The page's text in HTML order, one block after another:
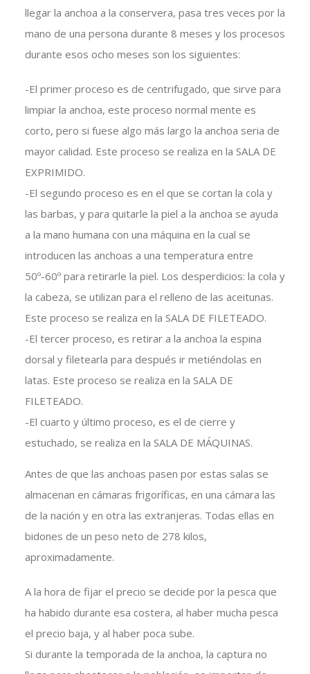
llegar la anchoa a la conservera, pasa tres veces por la
mano de una persona durante 8 meses y los procesos
durante esos ocho meses son los siguientes:
-El primer proceso es de centrifugado, que sirve para
limpiar la anchoa, este proceso normal mente es
corto, pero si fuese algo más largo la anchoa seria de
mayor calidad. Este proceso se realiza en la SALA DE
EXPRIMIDO.
-El segundo proceso es en el que se cortan la cola y
las barbas, y para quitarle la piel a la anchoa se ayuda
a la mano humana con una máquina en la cual se
introducen las anchoas a una temperatura entre
50º-60º para retirarle la piel. Los desperdicios: la cola y
la cabeza, se utilizan para el relleno de las aceitunas.
Este proceso se realiza en la SALA DE FILETEADO.
-El tercer proceso, es retirar a la anchoa la espina
dorsal y filetearla para después ir metiéndolas en
latas. Este proceso se realiza en la SALA DE
FILETEADO.
-El cuarto y último proceso, es el de cierre y
estuchado, se realiza en la SALA DE MÁQUINAS.
Antes de que las anchoas pasen por estas salas se
almacenan en cámaras frigoríficas, en una cámara las
de la nación y en otra las extranjeras. Todas ellas en
bidones de un peso neto de 278 kilos,
aproximadamente.
A la hora de fijar el precio se decide por la pesca que
ha habido durante esa costera, al haber mucha pesca
el precio baja, y al haber poca sube.
Si durante la temporada de la anchoa, la captura no